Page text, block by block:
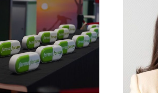
directora de
Cannabisforum
2026:
«analizaremos los
retos del nuevo
Real Decreto junto
a reguladores,